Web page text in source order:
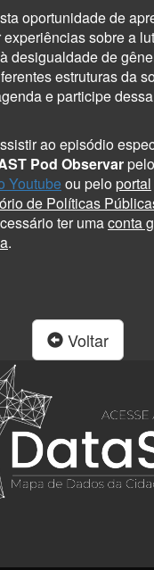
oportunidade de
sobre a
desigualdade de
estruturas da
e participe
ao episódio
Pod Observar
Youtube ou pelo portal
de Políticas
ter umaconta
.
Voltar